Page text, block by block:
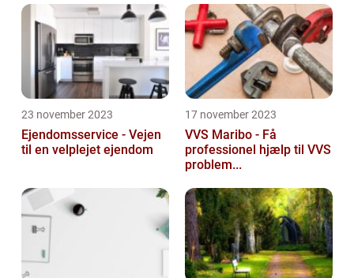
23 november 2023
Ejendomsservice - Vejen
til en velplejet ejendom
17 november 2023
VVS Maribo - Få
professionel hjælp til VVS
problem...